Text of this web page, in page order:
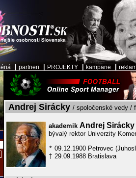
partneri PROJEKTY kampane
Andrej Sirácky / spoločenské vedy /
akademik Andrej Sirácky
bývalý rektor Univerzity
* 09.12.1900 Petrovec
† 29.09.1988 Bratislava